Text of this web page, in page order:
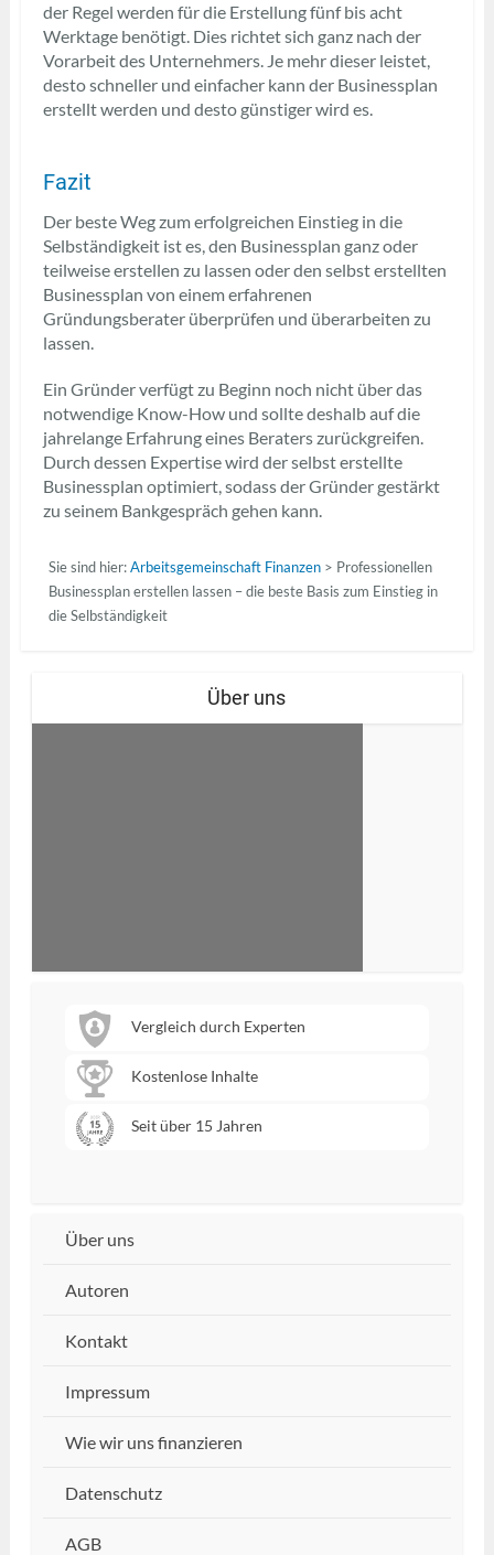
der Regel werden für die Erstellung fünf bis acht
Werktage benötigt. Dies richtet sich ganz nach der
Vorarbeit des Unternehmers. Je mehr dieser leistet,
desto schneller und einfacher kann der Businessplan
erstellt werden und desto günstiger wird es.
Fazit
Der beste Weg zum erfolgreichen Einstieg in die
Selbständigkeit ist es, den Businessplan ganz oder
teilweise erstellen zu lassen oder den selbst erstellten
Businessplan von einem erfahrenen
Gründungsberater überprüfen und überarbeiten zu
lassen.
Ein Gründer verfügt zu Beginn noch nicht über das
notwendige Know-How und sollte deshalb auf die
jahrelange Erfahrung eines Beraters zurückgreifen.
Durch dessen Expertise wird der selbst erstellte
Businessplan optimiert, sodass der Gründer gestärkt
zu seinem Bankgespräch gehen kann.
Sie sind hier: Arbeitsgemeinschaft Finanzen> Professionellen
Businessplan erstellen lassen – die beste Basis zum Einstieg in
die Selbständigkeit
Über uns
Vergleich durch Experten
Kostenlose Inhalte
Seit über 15 Jahren
Über uns
Autoren
Kontakt
Impressum
Wie wir uns finanzieren
Datenschutz
AGB